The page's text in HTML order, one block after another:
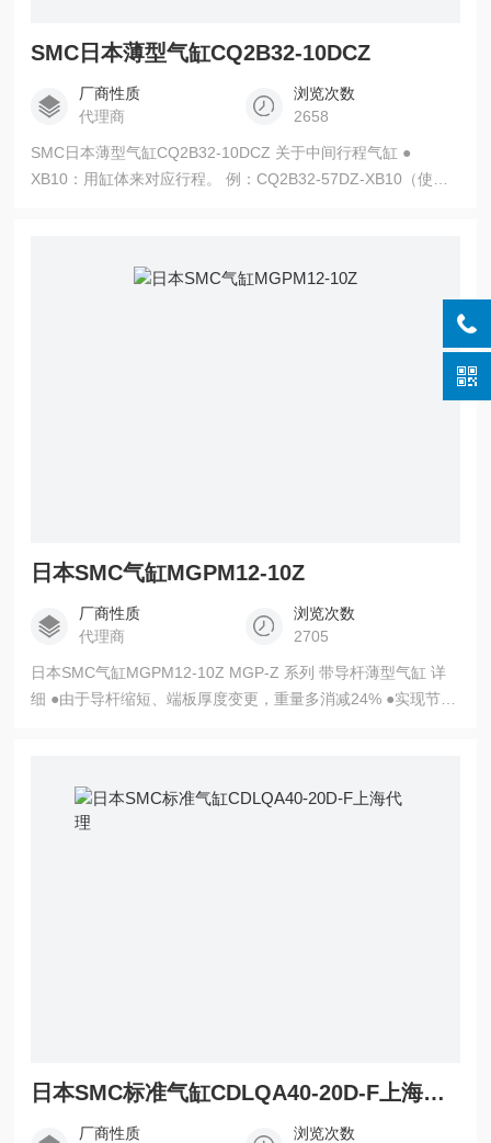
SMC日本薄型气缸CQ2B32-10DCZ
厂商性质
代理商
浏览次数
2658
SMC日本薄型气缸CQ2B32-10DCZ 关于中间行程气缸 ●
XB10：用缸体来对应行程。 例：CQ2B32-57DZ-XB10（使用
● 标准型号中的中间行程：在比行程
日本SMC气缸MGPM12-10Z
厂商性质
代理商
浏览次数
2705
日本SMC气缸MGPM12-10Z MGP-Z 系列 带导杆薄型气缸 详
细 ●由于导杆缩短、端板厚度变更，重量多消减24% ●实现节省
日本SMC标准气缸CDLQA40-20D-F上海代理
厂商性质
浏览次数